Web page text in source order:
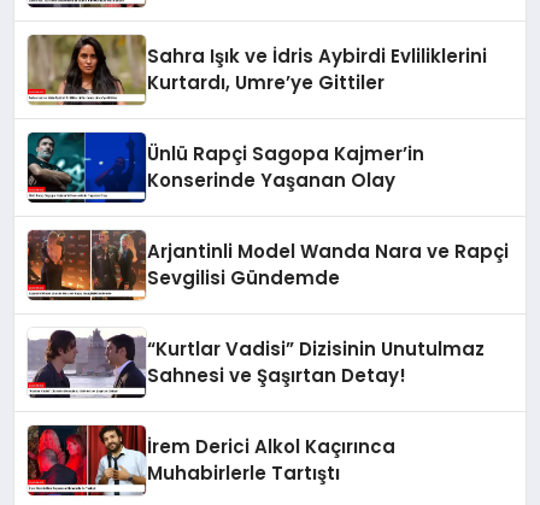
Sahra Işık ve İdris Aybirdi Evliliklerini
Kurtardı, Umre’ye Gittiler
Ünlü Rapçi Sagopa Kajmer’in
Konserinde Yaşanan Olay
Arjantinli Model Wanda Nara ve Rapçi
Sevgilisi Gündemde
“Kurtlar Vadisi” Dizisinin Unutulmaz
Sahnesi ve Şaşırtan Detay!
İrem Derici Alkol Kaçırınca
Muhabirlerle Tartıştı